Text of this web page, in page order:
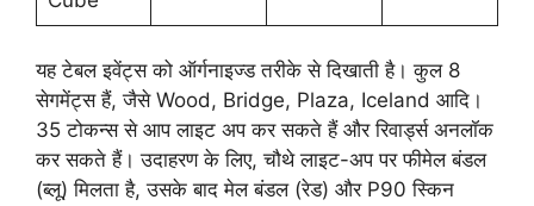
यह टेबल इवेंट्स को ऑर्गनाइज्ड तरीके से दिखाती है। कुल 8
सेगमेंट्स हैं, जैसे Wood, Bridge, Plaza, Iceland आदि।
35 टोकन्स से आप लाइट अप कर सकते हैं और रिवार्ड्स अनलॉक
कर सकते हैं। उदाहरण के लिए, चौथे लाइट-अप पर फीमेल बंडल
(ब्लू) मिलता है, उसके बाद मेल बंडल (रेड) और P90 स्किन